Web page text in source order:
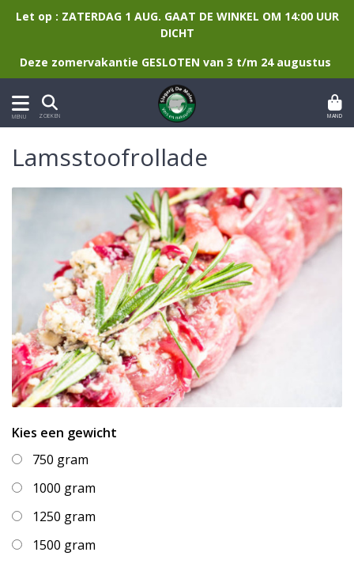
Let op : ZATERDAG 1 AUG. GAAT DE WINKEL OM 14:00 UUR
DICHT
Deze zomervakantie GESLOTEN van 3 t/m 24 augustus
MENU ZOEKEN MAND
Lamsstoofrollade
Kies een gewicht
750 gram
1000 gram
1250 gram
1500 gram